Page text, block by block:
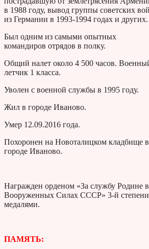
в 1988 году, вывод группы советских
из Германии в 1993-1994 годах и других.
Был одним из самыми опытных
командиров отрядов в полку.
Общий налет около 4 500 часов.
летчик 1 класса.
Уволен с военной службы в 1995 году.
Жил в городе Иваново.
Умер 12.09.2016 года.
Похоронен на Новоталицком кладбище в
городе Иваново.
Награжден орденом «За службу Родине в
Вооруженных Силах СССР» 3-й
медалями.
ПАМЯТЬ: